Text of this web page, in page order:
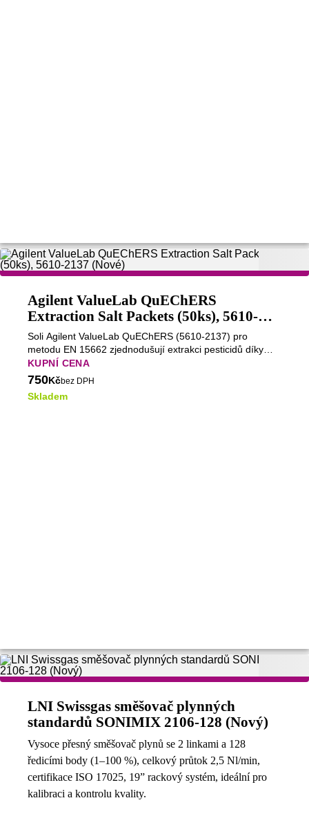
Agilent ValueLab QuEChERS
Extraction Salt Packets (50ks), 5610-
2137 (Nové)
Soli Agilent ValueLab QuEChERS (5610-2137) pro
metodu EN 15662 zjednodušují extrakci pesticidů díky
přesně odměřenému složení pro spolehlivou GC-MS/LC-
MS analýzu.
KUPNÍ CENA
750Kčbez DPH
Skladem
LNI Swissgas směšovač plynných
standardů SONIMIX 2106-128 (Nový)
Vysoce přesný směšovač plynů se 2 linkami a 128
ředicími body (1–100 %), celkový průtok 2,5 Nl/min,
certifikace ISO 17025, 19” rackový systém, ideální pro
kalibraci a kontrolu kvality.